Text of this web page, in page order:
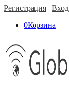
Регистрация | Вход
0Корзина